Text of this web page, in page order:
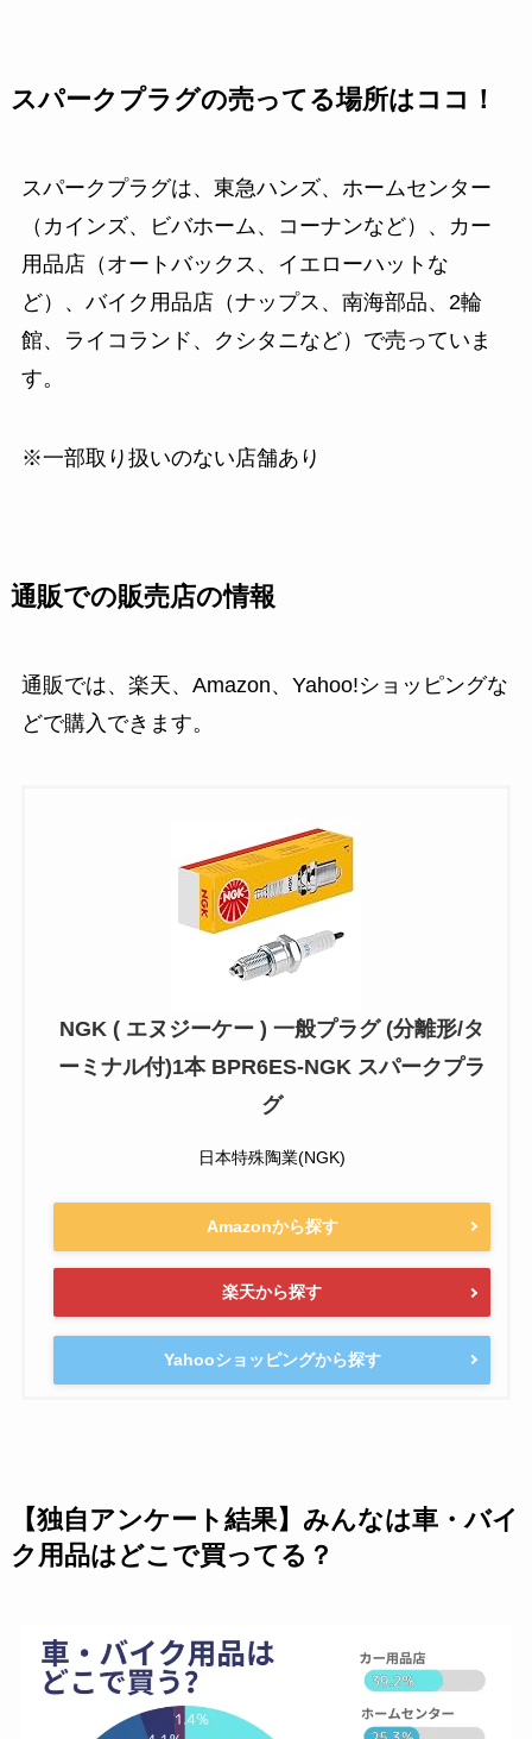
スパークプラグの売ってる場所はココ！
スパークプラグは、東急ハンズ、ホームセンター
（カインズ、ビバホーム、コーナンなど）、カー
用品店（オートバックス、イエローハットな
ど）、バイク用品店（ナップス、南海部品、2輪
館、ライコランド、クシタニなど）で売っていま
す。
※一部取り扱いのない店舗あり
通販での販売店の情報
通販では、楽天、Amazon、Yahoo!ショッピングな
どで購入できます。
NGK ( エヌジーケー ) 一般プラグ (分離形/タ
ーミナル付)1本 BPR6ES-NGK スパークプラ
グ
日本特殊陶業(NGK)
Amazonから探す
楽天から探す
Yahooショッピングから探す
【独自アンケート結果】みんなは車・バイ
ク用品はどこで買ってる？